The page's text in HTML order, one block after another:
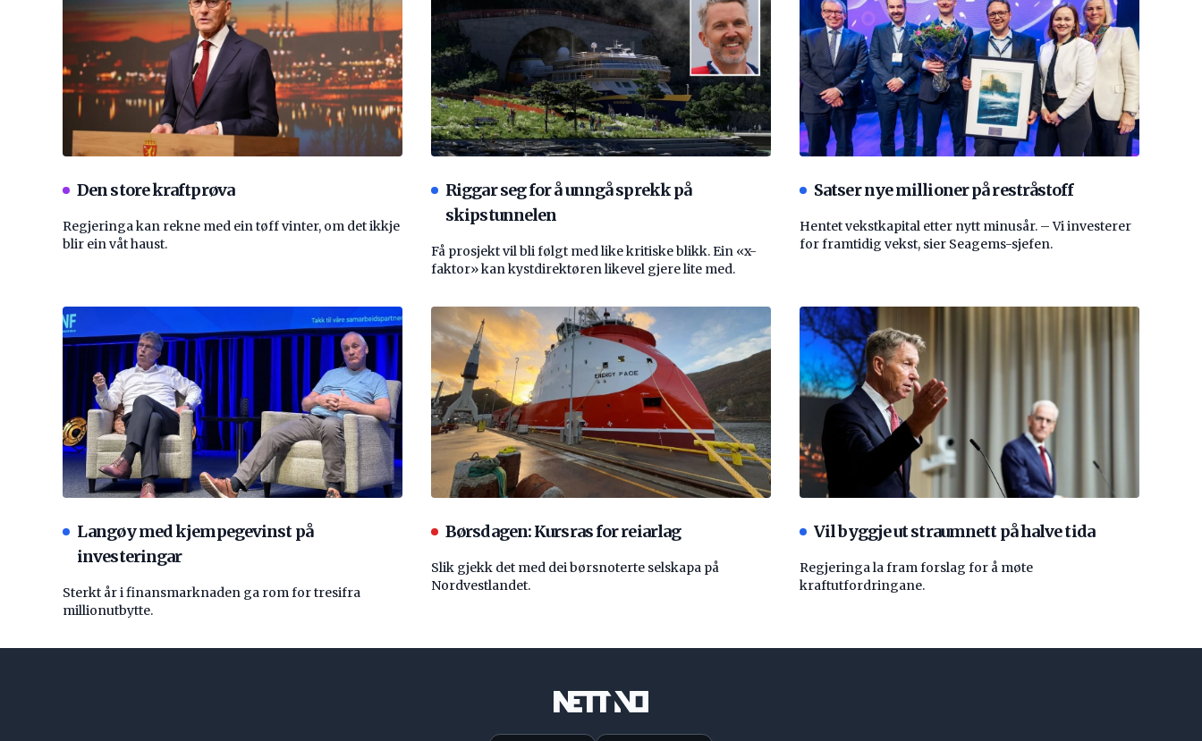
Den store kraftprøva
Regjeringa kan rekne med ein tøff vinter, om det ikkje
blir ein våt haust.
Riggar seg for å unngå sprekk på
skipstunnelen
Få prosjekt vil bli følgt med like kritiske blikk. Ein «x-
faktor» kan kystdirektøren likevel gjere lite med.
Satser nye millioner på restråstoff
Hentet vekstkapital etter nytt minusår. – Vi investerer
for framtidig vekst, sier Seagems-sjefen.
Langøy med kjempegevinst på
investeringar
Sterkt år i finansmarknaden ga rom for tresifra
millionutbytte.
Børsdagen: Kursras for reiarlag
Slik gjekk det med dei børsnoterte selskapa på
Nordvestlandet.
Vil byggje ut straumnett på halve tida
Regjeringa la fram forslag for å møte
kraftutfordringane.